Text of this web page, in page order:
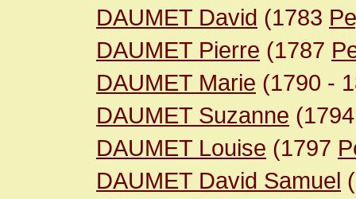
DAUMET David (1783
DAUMET Pierre (1787
DAUMET Marie (1790 -
DAUMET Suzanne
DAUMET Louise (1797
DAUMET David Samuel